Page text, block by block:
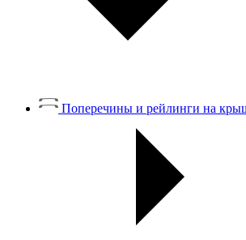
Поперечины и рейлинги на